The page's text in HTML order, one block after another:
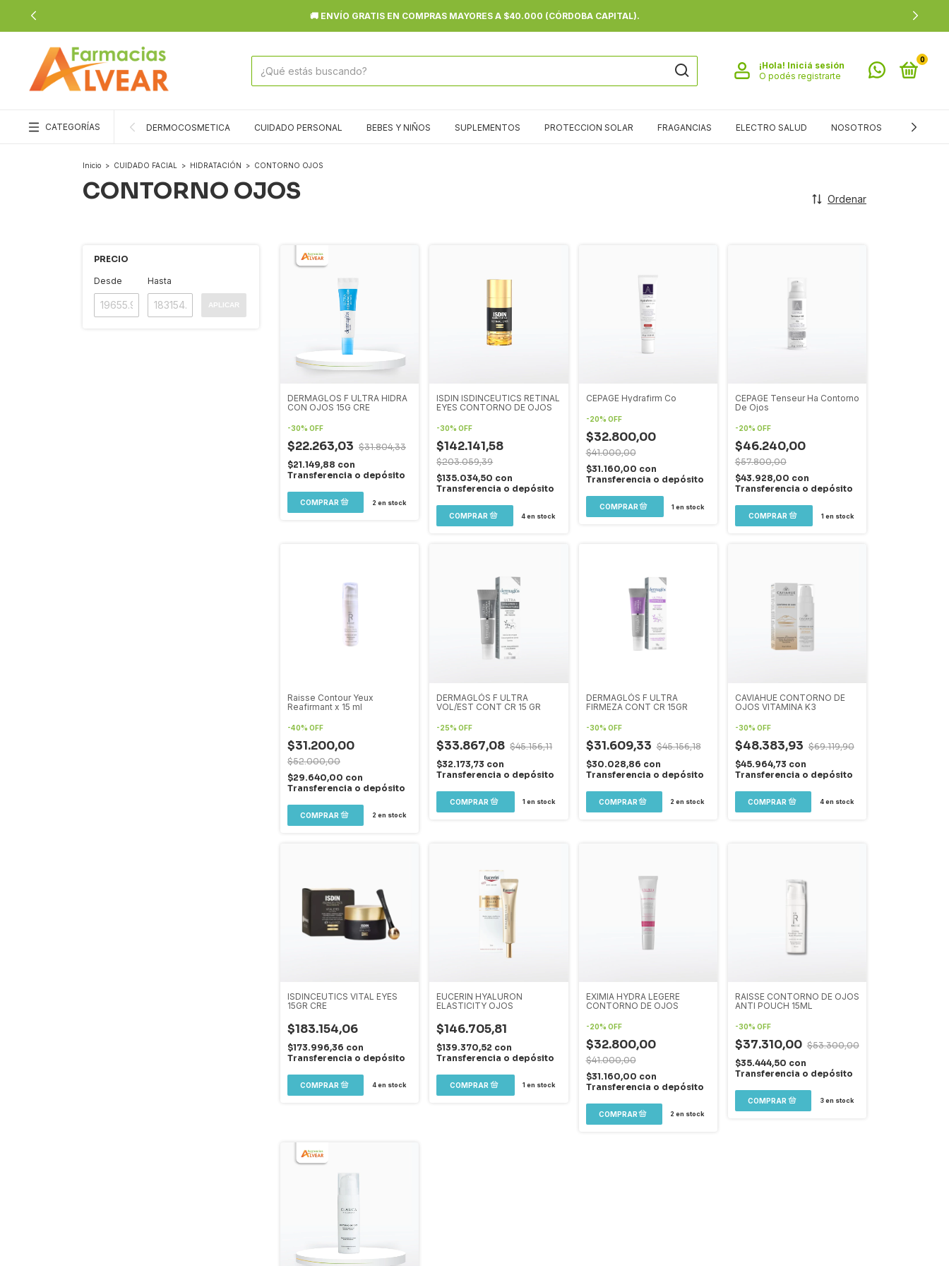
ENVIOS GRATIS A TODO EL PAÍS A PARTIR DE $80.000
¡Hola! Iniciá sesión
O podés registrarte
0
CATEGORÍAS DERMOCOSMETICA CUIDADO PERSONAL BEBES Y NIÑOS SUPLEMENTOS PROTECCION SOLAR FRAGANCIAS ELECTRO SALUD NOSOTROS SALUD
Inicio > CUIDADO FACIAL > HIDRATACIÓN > CONTORNO OJOS
CONTORNO OJOS Ordenar
PRECIO
Desde Hasta
APLICAR
DERMAGLOS F ULTRA HIDRA
CON OJOS 15G CRE
-30% OFF
$22.263,03 $31.804,33
$21.149,88 con
Transferencia o depósito
2 en stock
ISDIN ISDINCEUTICS RETINAL
EYES CONTORNO DE OJOS
-30%OFF
$142.141,58
$203.059,39
$135.034,50 con
Transferencia o depósito
4en stock
CEPAGE Hydrafirm Co
-20% OFF
$32.800,00
$41.000,00
$31.160,00 con
Transferencia o depósito
1 en stock
CEPAGE Tenseur Ha Contorno
De Ojos
-20% OFF
$46.240,00
$57.800,00
$43.928,00 con
Transferencia o depósito
1 en stock
Raisse Contour Yeux
Reafirmant x 15 ml
-40% OFF
$31.200,00
$52.000,00
$29.640,00 con
Transferencia o depósito
2 en stock
DERMAGLÓS F ULTRA
VOL/EST CONT CR 15 GR
-25%OFF
$33.867,08 $45.156,11
$32.173,73 con
Transferencia o depósito
1 en stock
DERMAGLÓS F ULTRA
FIRMEZA CONT CR 15GR
-30% OFF
$31.609,33 $45.156,18
$30.028,86 con
Transferencia o depósito
2 en stock
CAVIAHUE CONTORNO DE
OJOS VITAMINA K3
-30% OFF
$48.383,93 $69.119,90
$45.964,73 con
Transferencia o depósito
4en stock
ISDINCEUTICS VITAL EYES
15GR CRE
$183.154,06
$173.996,36 con
Transferencia o depósito
4en stock
EUCERIN HYALURON
ELASTICITY OJOS
$146.705,81
$139.370,52 con
Transferencia o depósito
1 en stock
EXIMIA HYDRA LEGERE
CONTORNO DE OJOS
-20% OFF
$32.800,00
$41.000,00
$31.160,00 con
Transferencia o depósito
2 en stock
RAISSE CONTORNO DE OJOS
ANTI POUCH 15ML
-30% OFF
$37.310,00 $53.300,00
$35.444,50 con
Transferencia o depósito
3en stock